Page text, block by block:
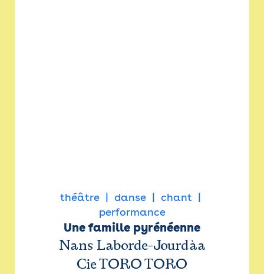
théâtre danse
chant
performance
Une famille pyrénéenne
Nans Laborde-Jourdàa
Cie TORO TORO